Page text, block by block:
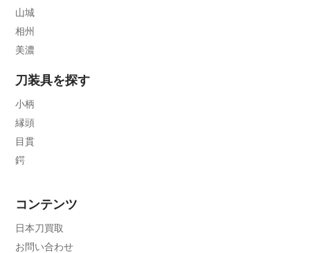
山城
相州
美濃
刀装具を探す
小柄
縁頭
目貫
鍔
コンテンツ
日本刀買取
お問い合わせ